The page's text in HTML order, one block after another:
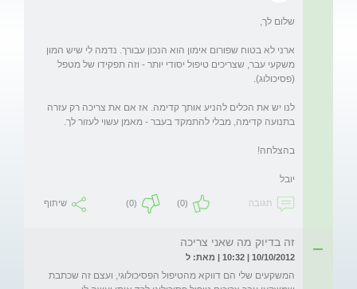
ארני לא בטוח שפורום אימון הוא הנכון עבורך. נדמה לי שיש המון
משקעי עבר, שצריכים טיפול יסודי יותר - וזה תפקידו של מטפל
לנו יש את הכלים להניע אותך קדימה. אז אם את צריכה רק עזרה
יובל
תגובה (0)
(0) שיתוף
זה בדיוק מה שאני צריכה
10/10/2012 | 10:32 | מאת: ל
המשקעים שלי הם דווקא מהטיפול הפסיכולוגי, ועצם זה שכתבת